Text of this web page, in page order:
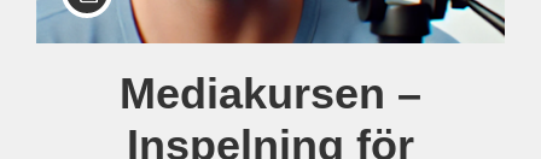
Mediakursen –
Inspelning för